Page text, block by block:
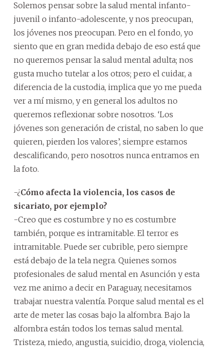
Solemos pensar sobre la salud mental infanto-
juvenil o infanto-adolescente, y nos preocupan,
los jóvenes nos preocupan. Pero en el fondo, yo
siento que en gran medida debajo de eso está que
no queremos pensar la salud mental adulta; nos
gusta mucho tutelar a los otros; pero el cuidar, a
diferencia de la custodia, implica que yo me pueda
ver a mí mismo, y en general los adultos no
queremos reflexionar sobre nosotros. ‘Los
jóvenes son generación de cristal, no saben lo que
quieren, pierden los valores’, siempre estamos
descalificando, pero nosotros nunca entramos en
la foto.
-¿Cómo afecta la violencia, los casos de
sicariato, por ejemplo?
-Creo que es costumbre y no es costumbre
también, porque es intramitable. El terror es
intramitable. Puede ser cubrible, pero siempre
está debajo de la tela negra. Quienes somos
profesionales de salud mental en Asunción y esta
vez me animo a decir en Paraguay, necesitamos
trabajar nuestra valentía. Porque salud mental es el
arte de meter las cosas bajo la alfombra. Bajo la
alfombra están todos los temas salud mental.
Tristeza, miedo, angustia, suicidio, droga, violencia,